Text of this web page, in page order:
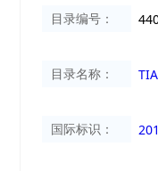
目录编号：
目录名称：
国际标识：